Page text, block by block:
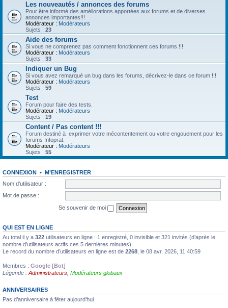
Les nouveautés / annonces des forums
Pour être informé des améliorations apportées aux forums et de diverses
annonces importantes!!!
Modérateur : Modérateurs
Sujets : 23
Aide des forums
Si vous ne comprenez pas comment fonctionnent ces forums !!!
Modérateur : Modérateurs
Sujets : 33
Indiquer un Bug
Si vous avez remarqué un bug dans les forums, décrivez-le dans ce forum !!!
Modérateur : Modérateurs
Sujets : 59
Test
Forum pour faire des tests.
Modérateur : Modérateurs
Sujets : 19
Content / Pas content !!!
Forum destiné à exprimer votre mécontentement ou votre engouement pour les
forums Infoprat.
Modérateur : Modérateurs
Sujets : 55
CONNEXION • M’ENREGISTRER
Nom d’utilisateur :
Mot de passe :
Se souvenir de moi
QUI EST EN LIGNE
Au total il y a 322 utilisateurs en ligne : 1 enregistré, 0 invisible et 321 invités (d’après le
nombre d’utilisateurs actifs ces 5 dernières minutes)
Le record du nombre d’utilisateurs en ligne est de 2268 , le 08 avr. 2026, 11:40:59
Membres : Google [Bot]
Légende : Administrateurs Modérateurs globaux
ANNIVERSAIRES
Pas d’anniversaire à fêter aujourd’hui